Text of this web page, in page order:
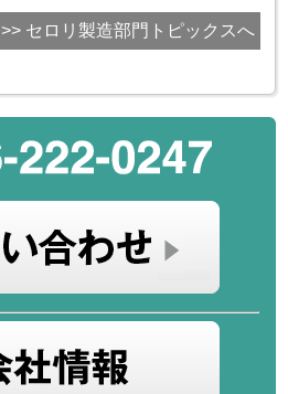
>> セロリ製造部門トピックスへ